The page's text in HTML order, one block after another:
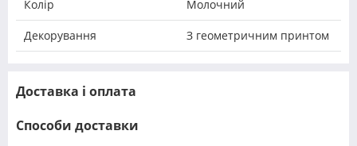
Колір Молочний
Декорування З геометричним принтом
Доставка і оплата
Способи доставки